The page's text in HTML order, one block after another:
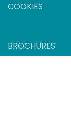
COOKIES
BROCHURES